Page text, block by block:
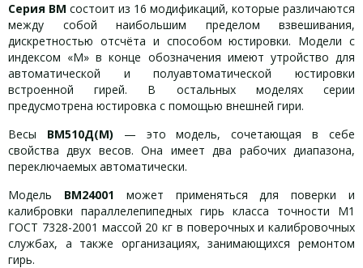
Серия ВМ состоит из 16 модификаций, которые различаются
между собой наибольшим пределом взвешивания,
дискретностью отсчёта и способом юстировки. Модели с
индексом «М» в конце обозначения имеют утройство для
автоматической и полуавтоматической юстировки
встроенной гирей. В остальных моделях серии
предусмотрена юстировка с помощью внешней гири.
Весы ВМ510Д(М) — это модель, сочетающая в себе
свойства двух весов. Она имеет два рабочих диапазона,
переключаемых автоматически.
Модель ВМ24001 может применяться для поверки и
калибровки параллелепипедных гирь класса точности М1
ГОСТ 7328-2001 массой 20 кг в поверочных и калибровочных
службах, а также организациях, занимающихся ремонтом
гирь.